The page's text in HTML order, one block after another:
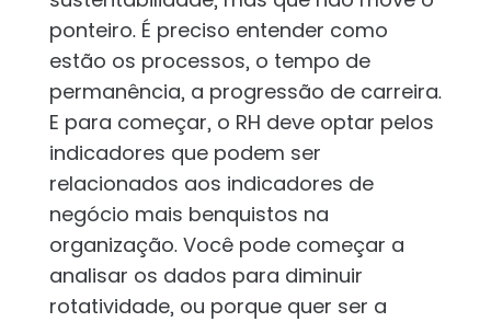
ponteiro. É preciso entender como
estão os processos, o tempo de
permanência, a progressão de carreira.
E para começar, o RH deve optar pelos
indicadores que podem ser
relacionados aos indicadores de
negócio mais benquistos na
organização. Você pode começar a
analisar os dados para diminuir
rotatividade, ou porque quer ser a